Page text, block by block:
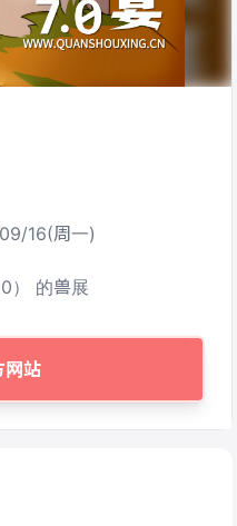
16(周一)
） 的兽展
网站